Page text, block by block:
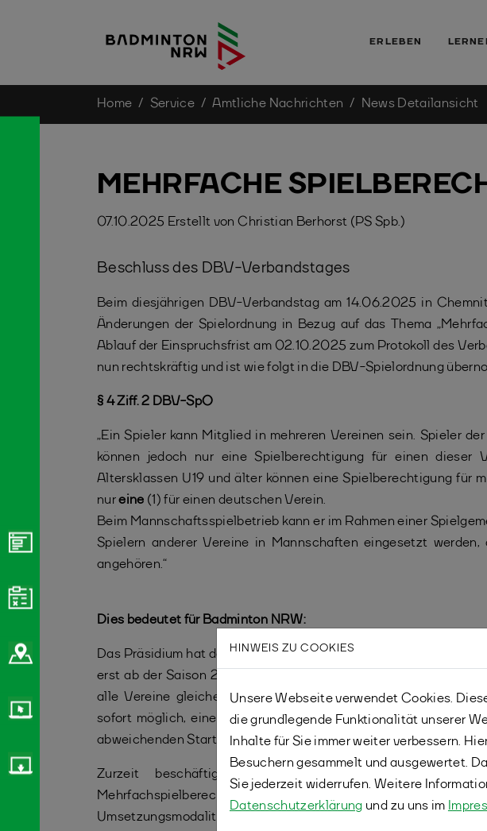
Skip to main content
ERLEBEN
Home Service Amtliche Nachrichten News Detailansicht
MEHRFACHE
07.10.2025 Erstellt vonChristian Berhorst (PS Spb.)
Beschluss des DBV-Verbandstages
Beim diesjährigen DBV-Verbandstag am 14.06.2025 in
Änderungen der Spielordnung in Bezug auf das Thema
Ablauf der Einspruchsfrist am 02.10.2025 zum Protokoll des
nun rechtskräftig und ist wie folgt in die DBV-Spielordnung
§ 4 Ziff. 2 DBV-SpO
„Ein Spieler kann Mitglied in mehreren Vereinen sein. Spieler
können jedoch nur eine Spielberechtigung für einen dieser
Altersklassen U19 und älter können eine Spielberechtigung für
nureine (1) für einen deutschen Verein.
Beim Mannschaftsspielbetrieb kann er im Rahmen einer
Spielern anderer Vereine in Mannschaften eingesetzt
angehören.“
Dies bedeutet für Badminton NRW:
Das Präsidium hat den einstimmigen Beschluss gefasst, die
erst ab der Saison 2026/27 für den Ligaspielbetrieb von
alle Vereine gleiche und faire Wettbewerbsbedingungen zu
sofort möglich, eine Spielberechtigung nach den Regeln gem.
abweichenden Startdatum für den Ligaspielbetrieb (15.04.2026)
Zurzeit beschäftigt sich eine Arbeitsgruppe
Mehrfachspielberechtigung für das Verbandsgebiet von
Umsetzungsmodalitäten. Zudem ist geplant, zum DBV-
HINWEIS ZU COOKIES
Unsere Webseite verwendet Cookies.
die grundlegende Funktionalität unserer
Inhalte für Sie immer weiter verbessern.
Besuchern gesammelt und ausgewertet.
Sie jederzeit widerrufen. Weitere
Datenschutzerklärung und zu uns im